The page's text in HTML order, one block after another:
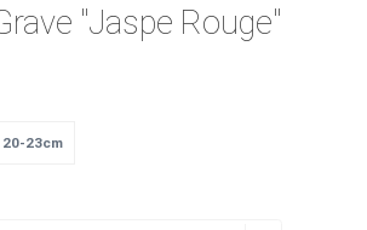
"Jaspe Rouge"
20-23cm